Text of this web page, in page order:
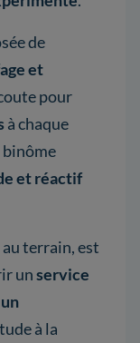
de
et
pour
à chaque
binôme
et réactif
terrain, est
unservice
à la